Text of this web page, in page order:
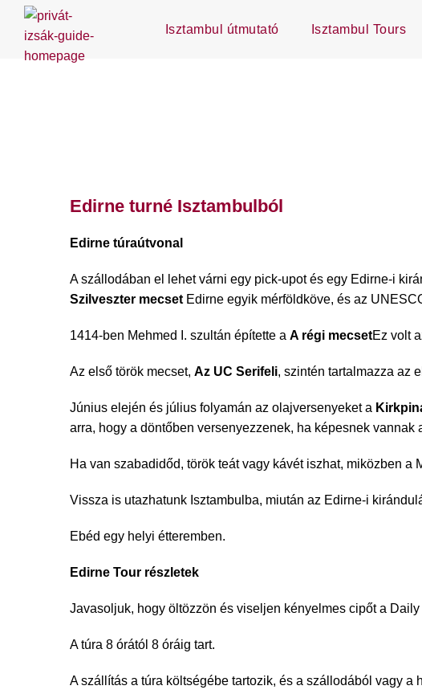
Isztambul útmutató Isztambul Tours
Edirne turné Isztambulból
Edirne túraútvonal
A szállodában el lehet várni egy pick-upot és egy Edirne-i
Szilveszter mecset Edirne egyik mérföldköve, és az
1414-ben Mehmed I. szultán építette a A régi mecsetEz volt
Az első török mecset, Az UC Serifeli, szintén tartalmazza az
Június elején és július folyamán az olajversenyeket a
arra, hogy a döntőben versenyezzenek, ha képesnek vannak
Ha van szabadidőd, török teát vagy kávét iszhat, miközben a
Vissza is utazhatunk Isztambulba, miután az Edirne-i
Ebéd egy helyi étteremben.
Edirne Tour részletek
Javasoljuk, hogy öltözzön és viseljen kényelmes cipőt a
A túra 8 órától 8 óráig tart.
A szállítás a túra költségébe tartozik, és a szállodából vagy a